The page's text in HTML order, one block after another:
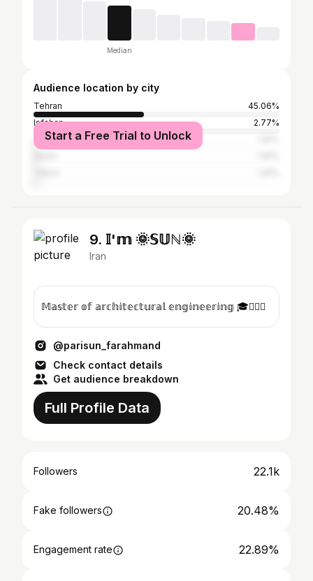
Median
Audience location by city
Tehran
45.06%
Isfahan
2.77%
دراکStart a Free Trial to Unlock
9. 𝕀'𝕞 🌞𝕊𝕌ℕ🌞
Iran
𝕄𝕒𝕤𝕥𝕖𝕣 𝕠𝕗 𝕒𝕣𝕔𝕙𝕚𝕥𝕖𝕔𝕥𝕦𝕣𝕒𝕝 𝕖𝕟𝕘𝕚𝕟𝕖𝕖𝕣𝕚𝕟𝕘 🎓👷🏼‍♀️
@parisun_farahmand
Check contact details
Get audience breakdown
Full Profile Data
Followers 22.1k
Fake followers 20.48%
Engagement rate 22.89%